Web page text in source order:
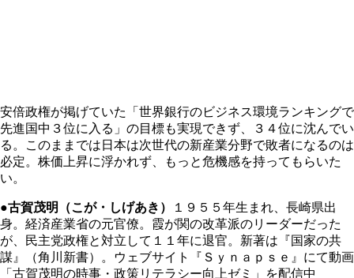
安倍政権が掲げていた「世界銀行のビジネス環境ランキングで
先進国中３位に入る」の目標も実現できず、３４位に沈んでい
る。このままでは日本は次世代の新産業分野で敗者になるのは
必定。株価上昇に浮かれず、もっと危機感を持ってもらいた
い。
●古賀茂明（こが・しげあき）
１９５５年生まれ、長崎県出
身。経済産業省の元官僚。霞が関の改革派のリーダーだった
が、民主党政権と対立して１１年に退官。新著は『国家の共
謀』（角川新書）。ウェブサイト『Ｓｙｎａｐｓｅ』にて動画
「古賀茂明の時事・政策リテラシー向上ゼミ」を配信中